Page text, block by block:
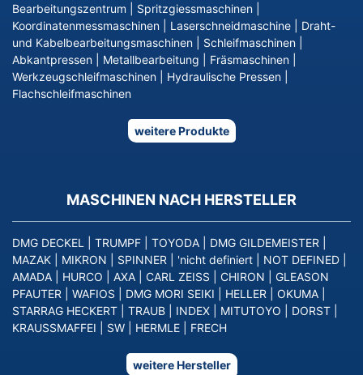
Bearbeitungszentrum
Spritzgiessmaschinen
Koordinatenmessmaschinen
Laserschneidmaschine
Draht-
und Kabelbearbeitungsmaschinen
Schleifmaschinen
Abkantpressen
Metallbearbeitung Fräsmaschinen
Werkzeugschleifmaschinen
Hydraulische Pressen
Flachschleifmaschinen
weitere Produkte
MASCHINEN NACH HERSTELLER
DMG DECKEL TRUMPF TOYODA DMG GILDEMEISTER
MAZAK
MIKRON SPINNER 'nicht definiert NOT DEFINED
AMADA
HURCO AXA CARL ZEISS CHIRON
GLEASON
PFAUTER
WAFIOS DMG MORI SEIKI HELLER OKUMA
STARRAG HECKERT
TRAUB INDEX MITUTOYO DORST
KRAUSSMAFFEI
SW HERMLE FRECH
weitere Hersteller